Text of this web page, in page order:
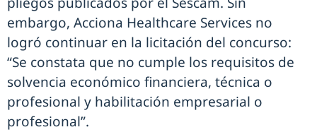
embargo, Acciona Healthcare Services no
logró continuar en la licitación del concurso:
“Se constata que no cumple los requisitos de
solvencia económico financiera, técnica o
profesional y habilitación empresarial o
profesional”.